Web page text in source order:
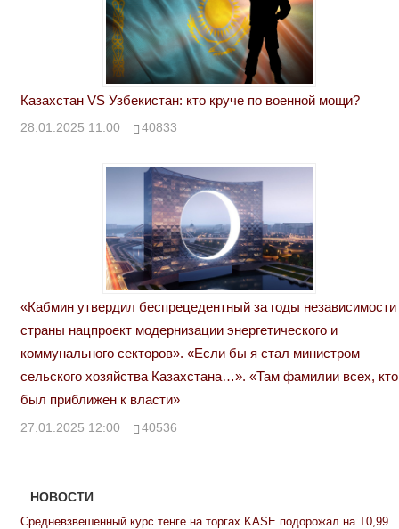
Казахстан VS Узбекистан: кто круче по военной мощи?
28.01.2025 11:00 40833
«Кабмин утвердил беспрецедентный за годы независимости
страны нацпроект модернизации энергетического и
коммунального секторов». «Если бы я стал министром
сельского хозяйства Казахстана…». «Там фамилии всех, кто
был приближен к власти»
27.01.2025 12:00 40536
НОВОСТИ
Средневзвешенный курс тенге на торгах KASE подорожал на Т0,99